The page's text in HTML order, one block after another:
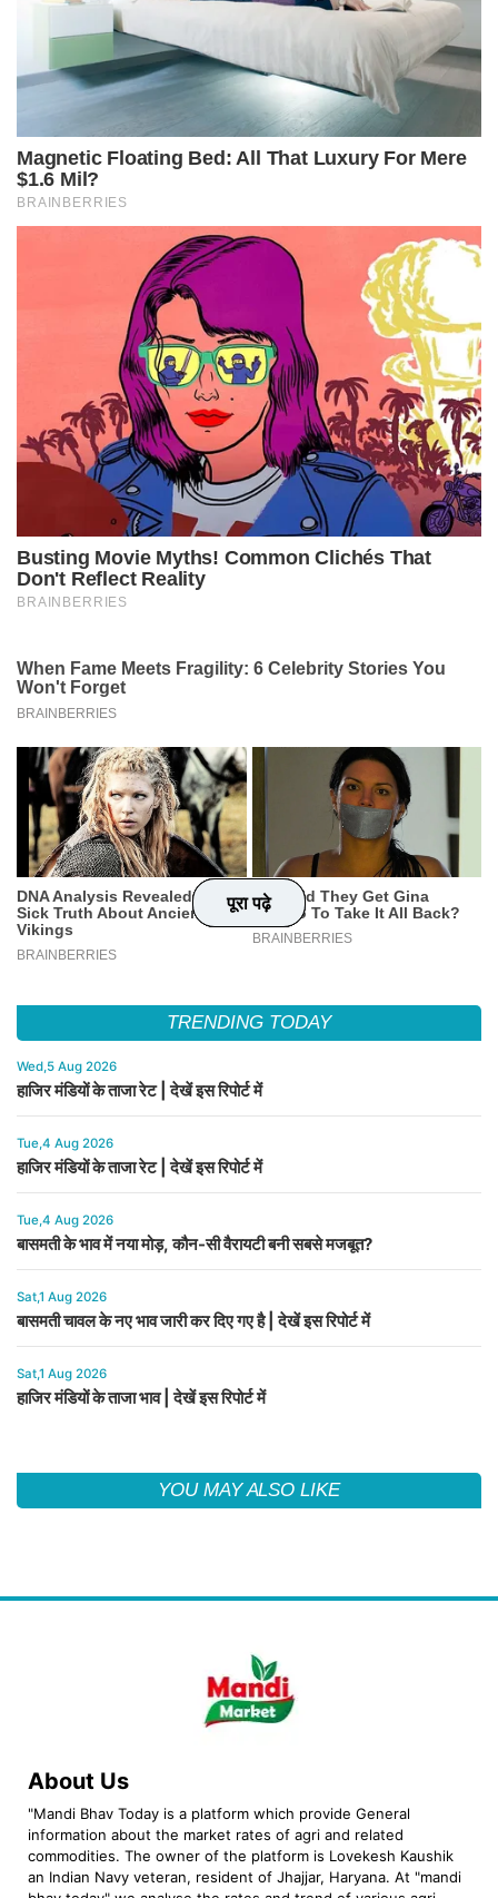
पूरा पढ़े
पूरा पढ़े
पूरा पढ़े
पूरा पढ़े
TRENDING TODAY
Wed,5 Aug 2026
हाजिर मंडियों के ताजा रेट | देखें इस रिपोर्ट में
Tue,4 Aug 2026
हाजिर मंडियों के ताजा रेट | देखें इस रिपोर्ट में
Tue,4 Aug 2026
बासमती के भाव में नया मोड़, कौन-सी वैरायटी बनी सबसे मजबूत?
Sat,1 Aug 2026
बासमती चावल के नए भाव जारी कर दिए गए है | देखें इस रिपोर्ट में
Sat,1 Aug 2026
हाजिर मंडियों के ताजा भाव | देखें इस रिपोर्ट में
YOU MAY ALSO LIKE
About Us
"Mandi Bhav Today is a platform which provide General
information about the market rates of agri and related
commodities. The owner of the platform is Lovekesh Kaushik
an Indian Navy veteran, resident of Jhajjar, Haryana. At "mandi